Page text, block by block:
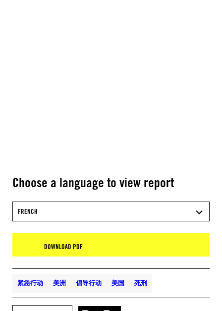
Choose a language to view report
FRENCH
DOWNLOAD PDF
紧急行动 美洲 倡导行动 美国 死刑